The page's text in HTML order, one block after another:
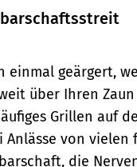
Buch
einmal geärgert,
über Ihren Zaun
Grillen auf
Anlässe von vielen
die